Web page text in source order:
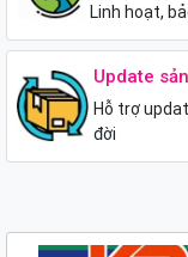
Linh hoạt,
Update
Hỗ trợ
đời